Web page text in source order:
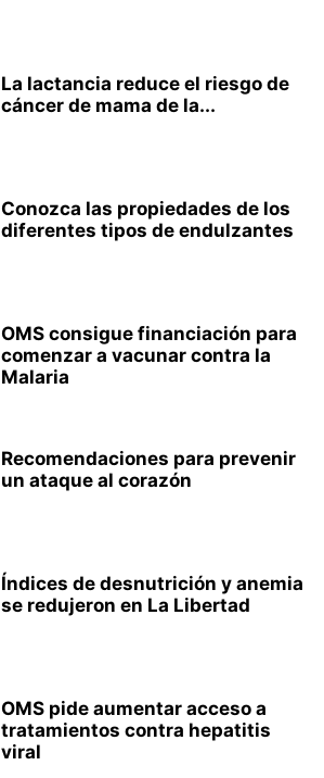
La lactancia reduce el riesgo de
cáncer de mama de la...
Conozca las propiedades de los
diferentes tipos de endulzantes
OMS consigue financiación para
comenzar a vacunar contra la
Malaria
Recomendaciones para prevenir
un ataque al corazón
Índices de desnutrición y anemia
se redujeron en La Libertad
OMS pide aumentar acceso a
tratamientos contra hepatitis
viral